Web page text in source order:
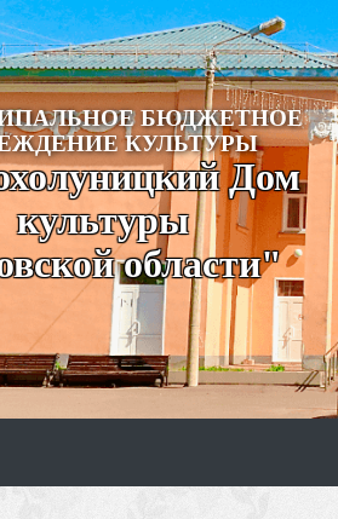
БЮДЖЕТНОЕ
КУЛЬТУРЫ
Дом
культуры
области"